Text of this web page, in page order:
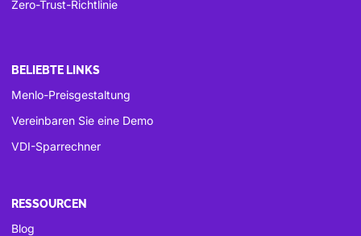
Zero-Trust-Richtlinie
BELIEBTE LINKS
Menlo-Preisgestaltung
Vereinbaren Sie eine Demo
VDI-Sparrechner
RESSOURCEN
Blog